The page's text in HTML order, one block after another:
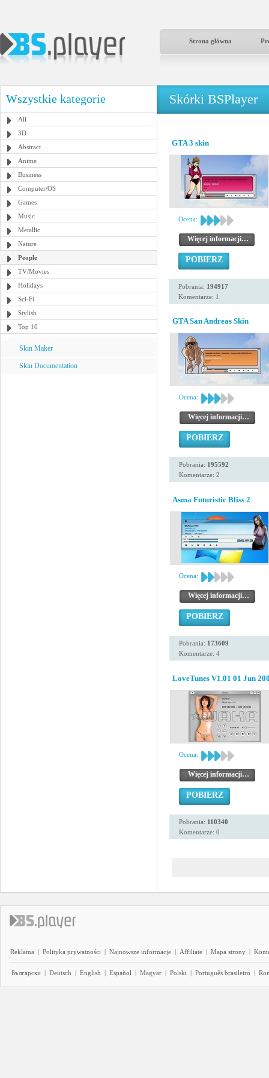
Strona główna
Wszystkie kategorie
All
3D
Abstract
Anime
Business
Computer/OS
Games
Music
Metallic
Nature
People
TV/Movies
Holidays
Sci-Fi
Stylish
Top 10
Skin Maker
Skin Documentation
Skórki BSPlayer
GTA 3 skin
Ocena:
Więcej informacji…
POBIERZ
Pobrania: 194917
Komentarze: 1
GTA San Andreas Skin
Ocena:
Więcej informacji…
POBIERZ
Pobrania: 195592
Komentarze: 2
Asma Futuristic Bliss 2
Ocena:
Więcej informacji…
POBIERZ
Pobrania: 173609
Komentarze: 4
LoveTunes V1.01 01 Jun
Ocena:
Więcej informacji…
POBIERZ
Pobrania: 110340
Komentarze: 0
Reklama | Polityka prywatności | Najnowsze informacje | Affiliate | Mapa strony |
Български | Deutsch | English | Español | Magyar | Polski | Português brasileiro |